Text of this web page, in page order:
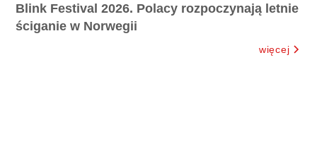
Blink Festival 2026. Polacy rozpoczynają letnie
ściganie w Norwegii
więcej